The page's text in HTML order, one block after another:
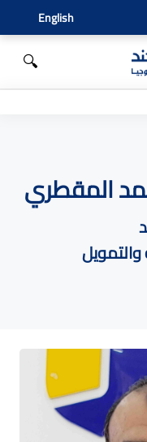
English
🔍
المقطري